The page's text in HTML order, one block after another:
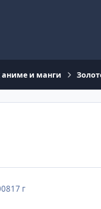
аниме и манги
17 г